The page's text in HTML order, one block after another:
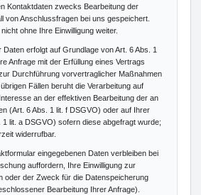
Kontaktdaten zwecks Bearbeitung der
von Anschlussfragen bei uns gespeichert.
ohne Ihre Einwilligung weiter.
Daten erfolgt auf Grundlage von Art. 6 Abs. 1
Anfrage mit der Erfüllung eines Vertrags
Durchführung vorvertraglicher Maßnahmen
Fällen beruht die Verarbeitung auf
an der effektiven Bearbeitung der an
(Art. 6 Abs. 1 lit. f DSGVO) oder auf Ihrer
1 lit. a DSGVO) sofern diese abgefragt wurde;
widerrufbar.
eingegebenen Daten verbleiben bei
auffordern, Ihre Einwilligung zur
oder der Zweck für die Datenspeicherung
Bearbeitung Ihrer Anfrage).